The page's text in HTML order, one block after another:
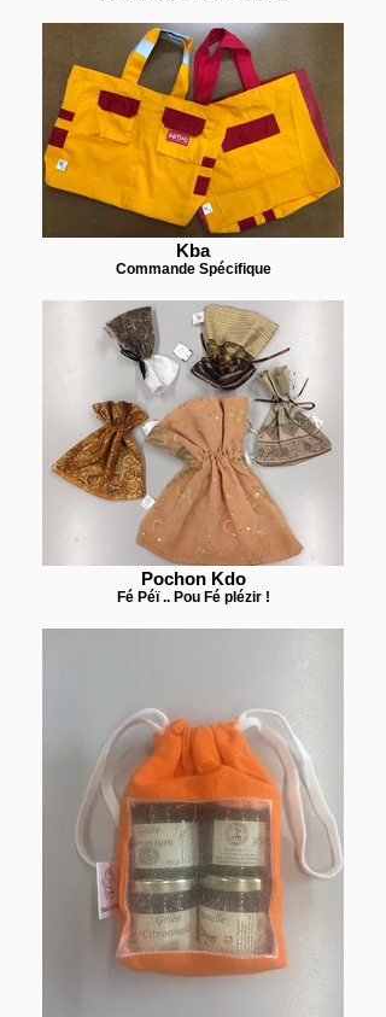
Kba
Commande Spécifique
Pochon Kdo
Fé Péï .. Pou Fé plézir !